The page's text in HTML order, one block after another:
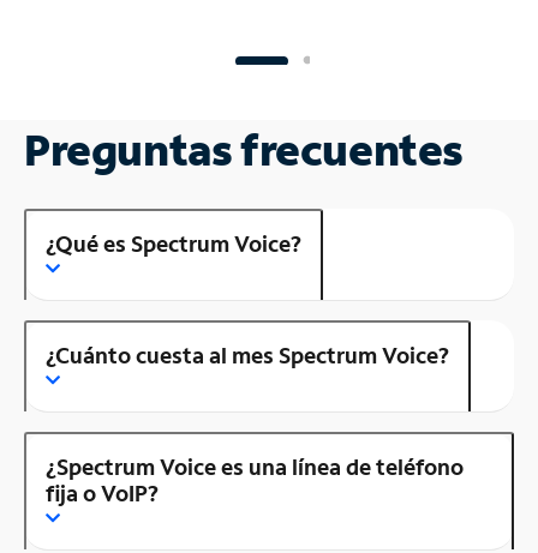
Preguntas frecuentes
¿Qué es Spectrum Voice?
¿Cuánto cuesta al mes Spectrum Voice?
¿Spectrum Voice es una línea de teléfono
fija o VoIP?